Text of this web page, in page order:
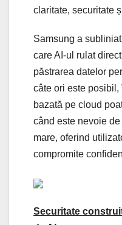
claritate, securitate
Samsung a
care AI-ul rulat
păstrarea datelor
câte ori este
bazată pe cloud
când este nevoie
mare, oferind
compromite
Securitate